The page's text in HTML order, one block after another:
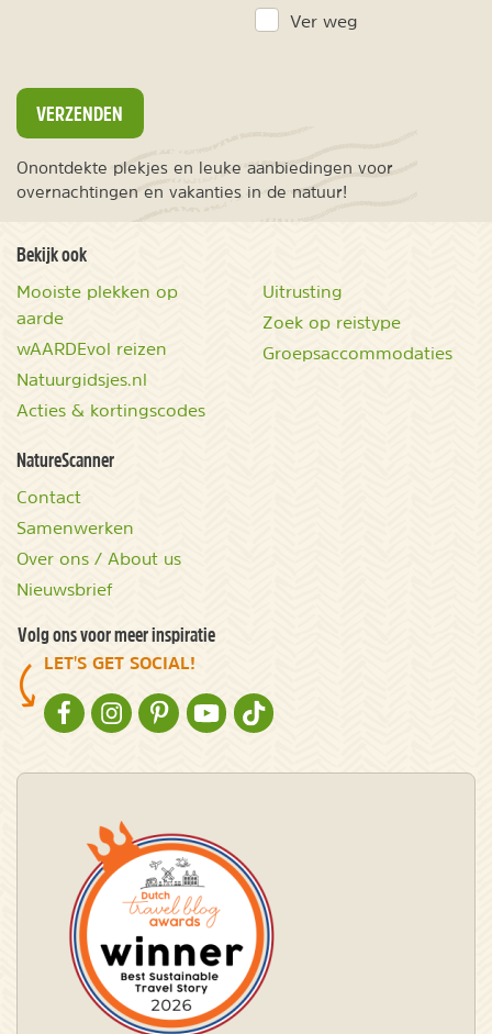
Ver weg
VERZENDEN
Onontdekte plekjes en leuke aanbiedingen voor
overnachtingen en vakanties in de natuur!
Bekijk ook
Mooiste plekken op
aarde
wAARDEvol reizen
Natuurgidsjes.nl
Acties & kortingscodes
Uitrusting
Zoek op reistype
Groepsaccommodaties
NatureScanner
Contact
Samenwerken
Over ons / About us
Nieuwsbrief
Volg ons voor meer inspiratie
LET'S GET SOCIAL!
NATURESCANNER OP FACEBOOK
NATURESCANNER OP INSTAGRAM
NATURESCANNER OP PINTEREST
NATURESCANNER OP YOUTUBE
NATURESCANNER OP TIKTOK